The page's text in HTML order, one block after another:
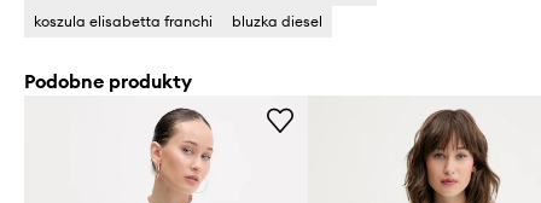
koszula elisabetta franchi
bluzka diesel
Podobne produkty